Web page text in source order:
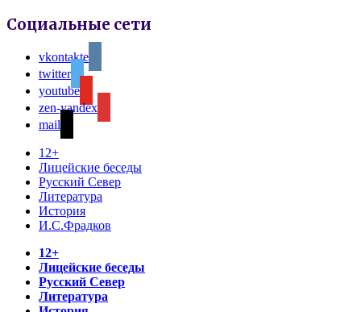
Социальные сети
vkontakte
twitter
youtube
zen-yandex
mail
12+
Лицейские беседы
Русский Север
Литература
История
И.С.Фрадков
12+
Лицейские беседы
Русский Север
Литература